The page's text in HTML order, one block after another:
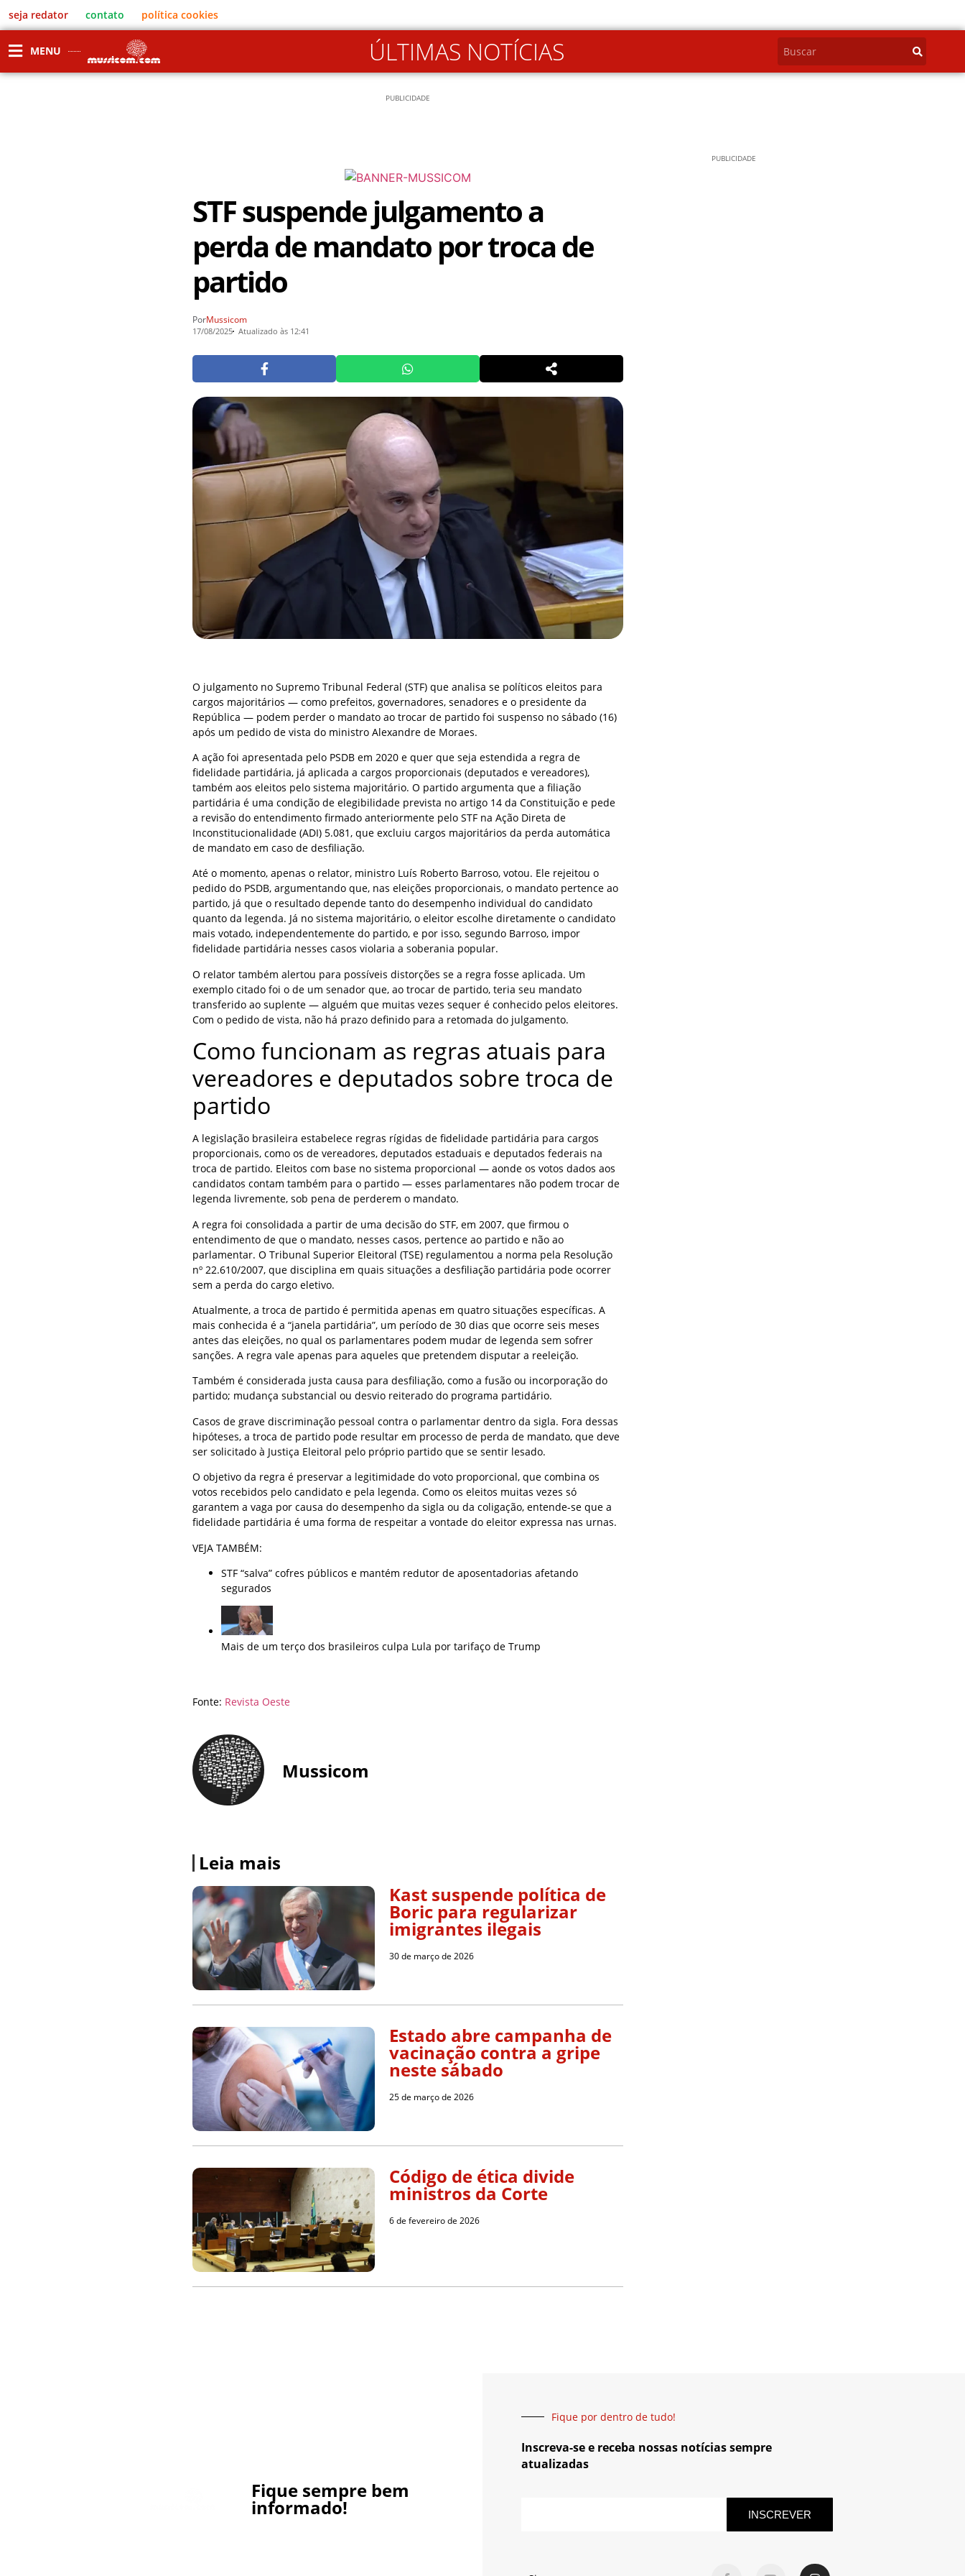
seja redator contato política cookies
MENU ÚLTIMAS NOTÍCIAS
PUBLICIDADE
STF suspende julgamento a
perda de mandato por troca de
partido
PorMussicom
17/08/2025 Atualizado às 12:41
O julgamento no Supremo Tribunal Federal (STF) que analisa se políticos eleitos para
cargos majoritários — como prefeitos, governadores, senadores e o presidente da
República — podem perder o mandato ao trocar de partido foi suspenso no sábado (16)
após um pedido de vista do ministro Alexandre de Moraes.
A ação foi apresentada pelo PSDB em 2020 e quer que seja estendida a regra de
fidelidade partidária, já aplicada a cargos proporcionais (deputados e vereadores),
também aos eleitos pelo sistema majoritário. O partido argumenta que a filiação
partidária é uma condição de elegibilidade prevista no artigo 14 da Constituição e pede
a revisão do entendimento firmado anteriormente pelo STF na Ação Direta de
Inconstitucionalidade (ADI) 5.081, que excluiu cargos majoritários da perda automática
de mandato em caso de desfiliação.
Até o momento, apenas o relator, ministro Luís Roberto Barroso, votou. Ele rejeitou o
pedido do PSDB, argumentando que, nas eleições proporcionais, o mandato pertence ao
partido, já que o resultado depende tanto do desempenho individual do candidato
quanto da legenda. Já no sistema majoritário, o eleitor escolhe diretamente o candidato
mais votado, independentemente do partido, e por isso, segundo Barroso, impor
fidelidade partidária nesses casos violaria a soberania popular.
O relator também alertou para possíveis distorções se a regra fosse aplicada. Um
exemplo citado foi o de um senador que, ao trocar de partido, teria seu mandato
transferido ao suplente — alguém que muitas vezes sequer é conhecido pelos eleitores.
Com o pedido de vista, não há prazo definido para a retomada do julgamento.
Como funcionam as regras atuais para
vereadores e deputados sobre troca de
partido
A legislação brasileira estabelece regras rígidas de fidelidade partidária para cargos
proporcionais, como os de vereadores, deputados estaduais e deputados federais na
troca de partido. Eleitos com base no sistema proporcional — aonde os votos dados aos
candidatos contam também para o partido — esses parlamentares não podem trocar de
legenda livremente, sob pena de perderem o mandato.
A regra foi consolidada a partir de uma decisão do STF, em 2007, que firmou o
entendimento de que o mandato, nesses casos, pertence ao partido e não ao
parlamentar. O Tribunal Superior Eleitoral (TSE) regulamentou a norma pela Resolução
nº 22.610/2007, que disciplina em quais situações a desfiliação partidária pode ocorrer
sem a perda do cargo eletivo.
Atualmente, a troca de partido é permitida apenas em quatro situações específicas. A
mais conhecida é a “janela partidária”, um período de 30 dias que ocorre seis meses
antes das eleições, no qual os parlamentares podem mudar de legenda sem sofrer
sanções. A regra vale apenas para aqueles que pretendem disputar a reeleição.
Também é considerada justa causa para desfiliação, como a fusão ou incorporação do
partido; mudança substancial ou desvio reiterado do programa partidário.
Casos de grave discriminação pessoal contra o parlamentar dentro da sigla. Fora dessas
hipóteses, a troca de partido pode resultar em processo de perda de mandato, que deve
ser solicitado à Justiça Eleitoral pelo próprio partido que se sentir lesado.
O objetivo da regra é preservar a legitimidade do voto proporcional, que combina os
votos recebidos pelo candidato e pela legenda. Como os eleitos muitas vezes só
garantem a vaga por causa do desempenho da sigla ou da coligação, entende-se que a
fidelidade partidária é uma forma de respeitar a vontade do eleitor expressa nas urnas.
VEJA TAMBÉM:
STF “salva” cofres públicos e mantém redutor de aposentadorias afetando
segurados
Mais de um terço dos brasileiros culpa Lula por tarifaço de Trump
Fonte: Revista Oeste
Mussicom
Leia mais
Kast suspende política de
Boric para regularizar
imigrantes ilegais
30 de março de 2026
Estado abre campanha de
vacinação contra a gripe
neste sábado
25 de março de 2026
Código de ética divide
ministros da Corte
6 de fevereiro de 2026
PUBLICIDADE
Fique sempre bem
informado!
Fique por dentro de tudo!
Inscreva-se e receba nossas notícias sempre
atualizadas
INSCREVER